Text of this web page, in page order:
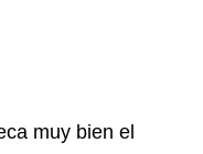
muy bien el